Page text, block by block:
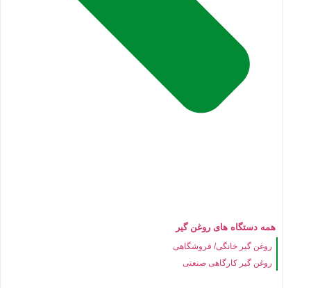
همه دستگاه های روغن گیر
روغن گیر خانگی/ فروشگاهی
روغن گیر کارگاهی صنعتی